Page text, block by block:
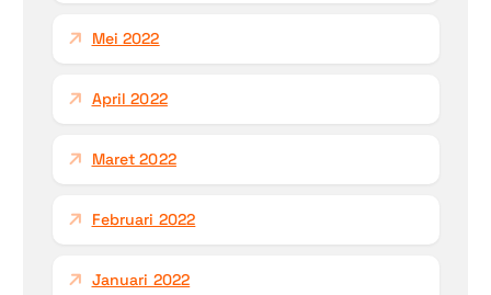
Mei 2022
April 2022
Maret 2022
Februari 2022
Januari 2022